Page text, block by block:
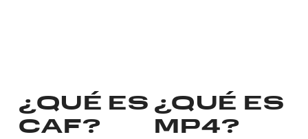
¿QUÉ ES
CAF?
¿QUÉ ES
MP4?